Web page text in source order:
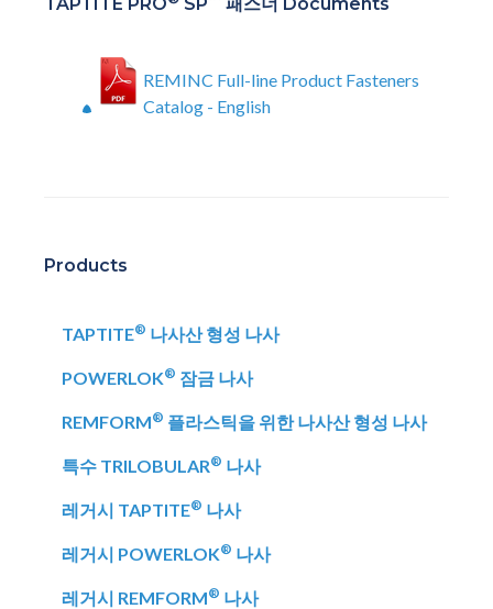
REMINC Full-line Product Fasteners
Catalog - English
Products
TAPTITE® 나사산 형성 나사
POWERLOK® 잠금 나사
REMFORM® 플라스틱을 위한 나사산 형성 나사
특수 TRILOBULAR® 나사
레거시 TAPTITE® 나사
레거시 POWERLOK® 나사
레거시 REMFORM® 나사